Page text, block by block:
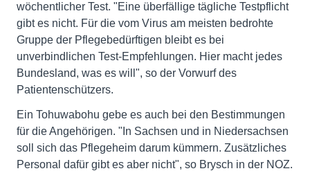
wöchentlicher Test. "Eine überfällige tägliche Testpflicht
gibt es nicht. Für die vom Virus am meisten bedrohte
Gruppe der Pflegebedürftigen bleibt es bei
unverbindlichen Test-Empfehlungen. Hier macht jedes
Bundesland, was es will", so der Vorwurf des
Patientenschützers.
Ein Tohuwabohu gebe es auch bei den Bestimmungen
für die Angehörigen. "In Sachsen und in Niedersachsen
soll sich das Pflegeheim darum kümmern. Zusätzliches
Personal dafür gibt es aber nicht", so Brysch in der NOZ.